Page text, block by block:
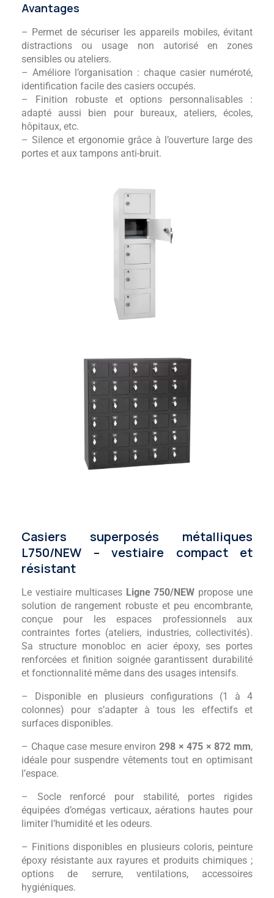
Avantages
– Permet de sécuriser les appareils mobiles, évitant
distractions ou usage non autorisé en zones
sensibles ou ateliers.
– Améliore l’organisation : chaque casier numéroté,
identification facile des casiers occupés.
– Finition robuste et options personnalisables :
adapté aussi bien pour bureaux, ateliers, écoles,
hôpitaux, etc.
– Silence et ergonomie grâce à l’ouverture large des
portes et aux tampons anti-bruit.
Casiers superposés métalliques
L750/NEW – vestiaire compact et
résistant
Le vestiaire multicases Ligne 750/NEW propose une
solution de rangement robuste et peu encombrante,
conçue pour les espaces professionnels aux
contraintes fortes (ateliers, industries, collectivités).
Sa structure monobloc en acier époxy, ses portes
renforcées et finition soignée garantissent durabilité
et fonctionnalité même dans des usages intensifs.
– Disponible en plusieurs configurations (1 à 4
colonnes) pour s’adapter à tous les effectifs et
surfaces disponibles.
– Chaque case mesure environ 298 × 475 × 872 mm,
idéale pour suspendre vêtements tout en optimisant
l’espace.
– Socle renforcé pour stabilité, portes rigides
équipées d’omégas verticaux, aérations hautes pour
limiter l’humidité et les odeurs.
– Finitions disponibles en plusieurs coloris, peinture
époxy résistante aux rayures et produits chimiques ;
options de serrure, ventilations, accessoires
hygiéniques.